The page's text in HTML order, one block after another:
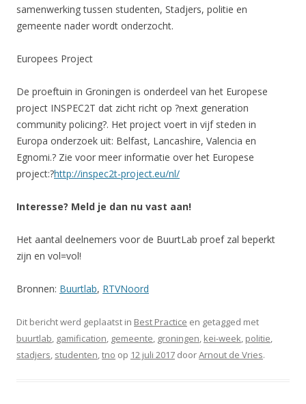
samenwerking tussen studenten, Stadjers, politie en
gemeente nader wordt onderzocht.
Europees Project
De proeftuin in Groningen is onderdeel van het Europese
project INSPEC2T dat zicht richt op ?next generation
community policing?. Het project voert in vijf steden in
Europa onderzoek uit: Belfast, Lancashire, Valencia en
Egnomi.? Zie voor meer informatie over het Europese
project:?http://inspec2t-project.eu/nl/
Interesse? Meld je dan nu vast aan!
Het aantal deelnemers voor de BuurtLab proef zal beperkt
zijn en vol=vol!
Bronnen: Buurtlab, RTVNoord
Dit bericht werd geplaatst in Best Practice en getagged met
buurtlab, gamification, gemeente, groningen, kei-week, politie,
stadjers, studenten,tno op 12 juli 2017 doorArnout de Vries.